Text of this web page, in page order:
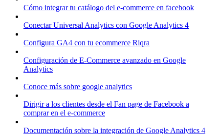
Cómo integrar tu catálogo del e-commerce en facebook
Conectar Universal Analytics con Google Analytics 4
Configura GA4 con tu ecommerce Riqra
Configuración de E-Commerce avanzado en Google
Analytics
Conoce más sobre google analytics
Dirigir a los clientes desde el Fan page de Facebook a
comprar en el e-commerce
Documentación sobre la integración de Google Analytics 4